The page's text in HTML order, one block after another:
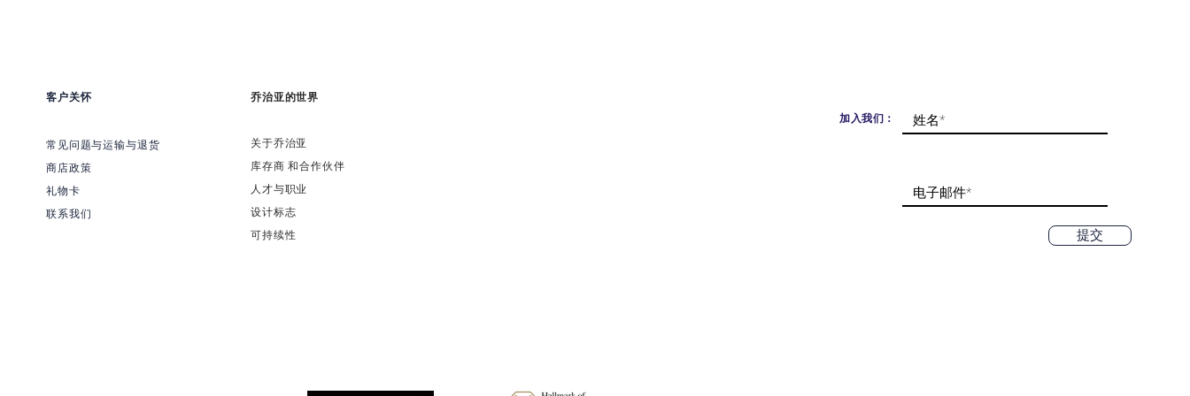
客户关怀
常见问题与运输与退货
商店政策
礼物卡
联系我们
乔治亚的世界
关于乔治亚
​库存商 和合作伙伴
​人才与职业
​设计标志
可持续性
加入我们：
提交